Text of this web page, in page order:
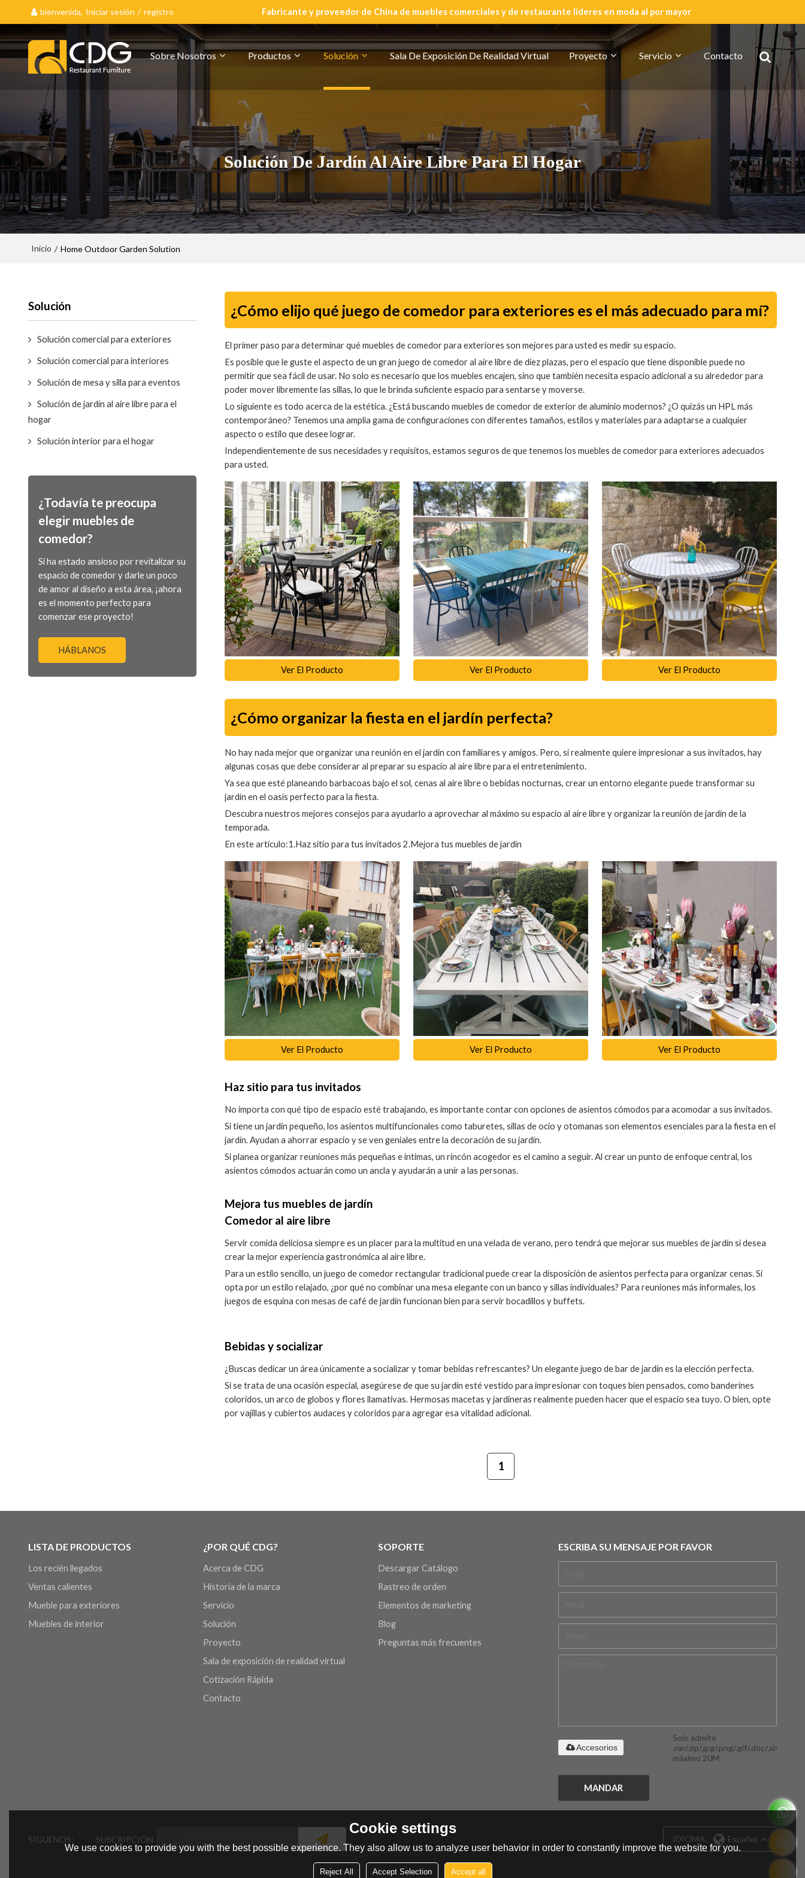
bienvenida, Iniciar sesión / registro Fabricante y proveedor de China de muebles comerciales y de restaurante líderes en moda al por mayor
Sobre Nosotros Productos Solución Sala De Exposición De Realidad Virtual Proyecto Servicio Contacto
Cotización Rápida
Solución De Jardín Al Aire Libre Para El Hogar
Inicio / Home Outdoor Garden Solution
Solución
Solución comercial para exteriores
Solución comercial para interiores
Solución de mesa y silla para eventos
Solución de jardín al aire libre para el
hogar
Solución interior para el hogar
¿Todavía te preocupa
elegir muebles de
comedor?
Si ha estado ansioso por revitalizar su
espacio de comedor y darle un poco
de amor al diseño a esta área, ¡ahora
es el momento perfecto para
comenzar ese proyecto!
HÁBLANOS
¿Cómo elijo qué juego de comedor para exteriores es el más adecuado para mí?
El primer paso para determinar qué muebles de comedor para exteriores son mejores para usted es medir su espacio.
Es posible que le guste el aspecto de un gran juego de comedor al aire libre de diez plazas, pero el espacio que tiene disponible puede no
permitir que sea fácil de usar. No solo es necesario que los muebles encajen, sino que también necesita espacio adicional a su alrededor para
poder mover libremente las sillas, lo que le brinda suficiente espacio para sentarse y moverse.
Lo siguiente es todo acerca de la estética. ¿Está buscando muebles de comedor de exterior de aluminio modernos? ¿O quizás un HPL más
contemporáneo? Tenemos una amplia gama de configuraciones con diferentes tamaños, estilos y materiales para adaptarse a cualquier
aspecto o estilo que desee lograr.
Independientemente de sus necesidades y requisitos, estamos seguros de que tenemos los muebles de comedor para exteriores adecuados
para usted.
Ver El Producto Ver El Producto Ver El Producto
¿Cómo organizar la fiesta en el jardín perfecta?
No hay nada mejor que organizar una reunión en el jardín con familiares y amigos. Pero, si realmente quiere impresionar a sus invitados, hay
algunas cosas que debe considerar al preparar su espacio al aire libre para el entretenimiento.
Ya sea que esté planeando barbacoas bajo el sol, cenas al aire libre o bebidas nocturnas, crear un entorno elegante puede transformar su
jardín en el oasis perfecto para la fiesta.
Descubra nuestros mejores consejos para ayudarlo a aprovechar al máximo su espacio al aire libre y organizar la reunión de jardín de la
temporada.
En este artículo:1.Haz sitio para tus invitados 2.Mejora tus muebles de jardín
Ver El Producto Ver El Producto Ver El Producto
Haz sitio para tus invitados
No importa con qué tipo de espacio esté trabajando, es importante contar con opciones de asientos cómodos para acomodar a sus invitados.
Si tiene un jardín pequeño, los asientos multifuncionales como taburetes, sillas de ocio y otomanas son elementos esenciales para la fiesta en el
jardín. Ayudan a ahorrar espacio y se ven geniales entre la decoración de su jardín.
Si planea organizar reuniones más pequeñas e íntimas, un rincón acogedor es el camino a seguir. Al crear un punto de enfoque central, los
asientos cómodos actuarán como un ancla y ayudarán a unir a las personas.
Mejora tus muebles de jardín
Comedor al aire libre
Servir comida deliciosa siempre es un placer para la multitud en una velada de verano, pero tendrá que mejorar sus muebles de jardín si desea
crear la mejor experiencia gastronómica al aire libre.
Para un estilo sencillo, un juego de comedor rectangular tradicional puede crear la disposición de asientos perfecta para organizar cenas. Si
opta por un estilo relajado, ¿por qué no combinar una mesa elegante con un banco y sillas individuales? Para reuniones más informales, los
juegos de esquina con mesas de café de jardín funcionan bien para servir bocadillos y buffets.
Bebidas y socializar
¿Buscas dedicar un área únicamente a socializar y tomar bebidas refrescantes? Un elegante juego de bar de jardín es la elección perfecta.
Si se trata de una ocasión especial, asegúrese de que su jardín esté vestido para impresionar con toques bien pensados, como banderines
coloridos, un arco de globos y flores llamativas. Hermosas macetas y jardineras realmente pueden hacer que el espacio sea tuyo. O bien, opte
por vajillas y cubiertos audaces y coloridos para agregar esa vitalidad adicional.
1
LISTA DE PRODUCTOS
Los recién llegados
Ventas calientes
Mueble para exteriores
Muebles de interior
¿POR QUÉ CDG?
Acerca de CDG
Historia de la marca
Servicio
Solución
Proyecto
Sala de exposición de realidad virtual
Cotización Rápida
Contacto
SOPORTE
Descargar Catálogo
Rastreo de orden
Elementos de marketing
Blog
Preguntas más frecuentes
ESCRIBA SU MENSAJE POR FAVOR
Solo admite
.rar/.zip/.jpg/.png/.gif/.doc/.xls/.pdf,
máximo 20M
Accesorios
MANDAR
SÍGUENOS: SUSCRIPCIÓN IDIOMA: Español
Cookie settings
We use cookies to provide you with the best possible experience. They also allow us to analyze user behavior in order to constantly improve the website for you.
Reject All Accept Selection Accept all